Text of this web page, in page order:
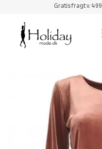
Gratis fragt v. 499